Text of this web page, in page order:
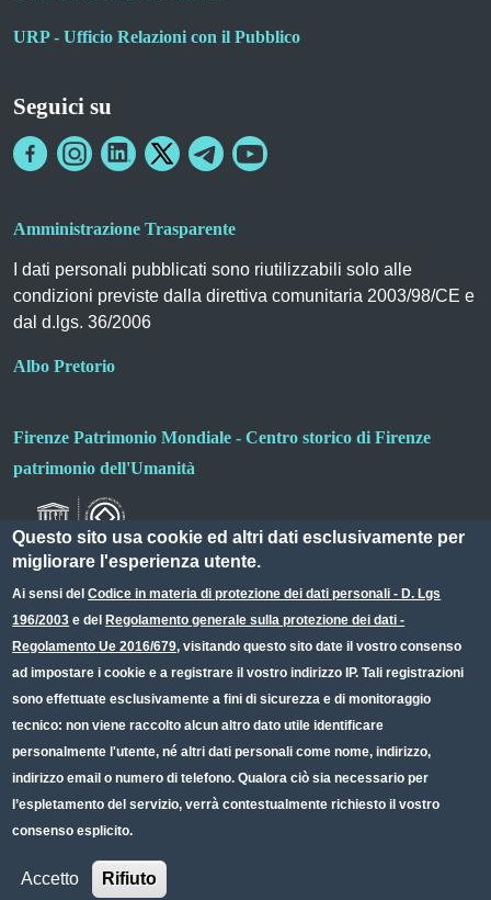
URP - Ufficio Relazioni con il Pubblico
Seguici su
Amministrazione Trasparente
I dati personali pubblicati sono riutilizzabili solo alle
condizioni previste dalla direttiva comunitaria 2003/98/CE e
dal d.lgs. 36/2006
Albo Pretorio
Firenze Patrimonio Mondiale - Centro storico di Firenze
patrimonio dell'Umanità
Small prints
Useful links section
Redazione web
Privacy
Note legali
Dichiarazione Accessibilità
CC BY 4.0 IT
Questo sito usa cookie ed altri dati esclusivamente per
migliorare l'esperienza utente.
Ai sensi delCodice in materia di protezione dei dati personali - D. Lgs
196/2003 e del Regolamento generale sulla protezione dei dati -
Regolamento Ue 2016/679, visitando questo sito date il vostro consenso
ad impostare i cookie e a registrare il vostro indirizzo IP. Tali registrazioni
sono effettuate esclusivamente a fini di sicurezza e di monitoraggio
tecnico: non viene raccolto alcun altro dato utile identificare
personalmente l'utente, né altri dati personali come nome, indirizzo,
indirizzo email o numero di telefono. Qualora ciò sia necessario per
l’espletamento del servizio, verrà contestualmente richiesto il vostro
consenso esplicito.
Accetto Rifiuto